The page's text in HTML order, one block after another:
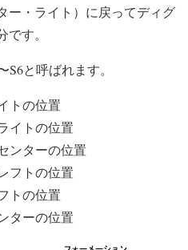
ー・ライト）に戻ってディグ
す。
と呼ばれます。
トの位置
イトの位置
ンターの位置
フトの位置
トの位置
ターの位置